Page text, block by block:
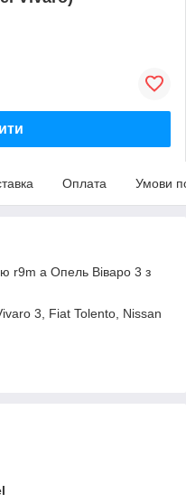
Оплата Умови
r9m a Опель Віваро 3 з
3, Fiat Tolento, Nissan